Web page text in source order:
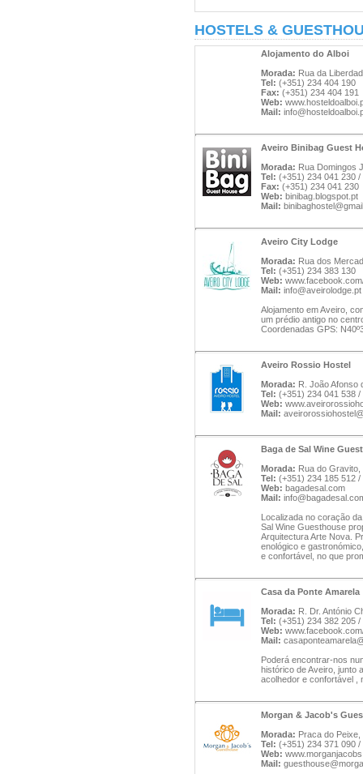
HOSTELS &
Alojamento do Alboi
Morada: Rua da
Tel: (+351) 234 404 190
Fax: (+351) 234 404 191
Web:
Mail:
Aveiro Binibag Guest
Morada: Rua Domingos
Tel: (+351) 234 041 230
Fax: (+351) 234 041 230
Web: binibag.blogspot.pt
Mail:
Aveiro City Lodge
Morada: Rua dos
Tel: (+351) 234 383 130
Web:
Mail: info@aveirolodge.pt
Alojamento em Aveiro,
um prédio antigo no
Coordenadas GPS:
Aveiro Rossio Hostel
Morada: R. João Afonso
Tel: (+351) 234 041 538
Web:
Mail:
Baga de Sal Wine
Morada: Rua do Gravito,
Tel: (+351) 234 185 512
Web: bagadesal.com
Mail:
Localizada no coração
Sal Wine Guesthouse
Arquitectura Arte Nova.
enológico e
e confortável, no que
Casa da Ponte Amarela
Morada: R. Dr. António
Tel: (+351) 234 382 205
Web:
Mail:
Poderá encontrar-nos
histórico de Aveiro, junto
acolhedor e confortável ,
Morgan & Jacob's
Morada: Praca do Peixe,
Tel: (+351) 234 371 090
Web:
Mail: